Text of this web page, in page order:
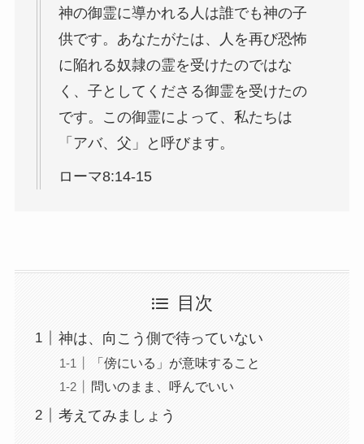
神の御霊に導かれる人は誰でも神の子
供です。あなたがたは、人を再び恐怖
に陥れる奴隷の霊を受けたのではな
く、子としてくださる御霊を受けたの
です。この御霊によって、私たちは
「アバ、父」と呼びます。
ローマ8:14-15
目次
神は、向こう側で待っていない
「傍にいる」が意味すること
問いのまま、呼んでいい
考えてみましょう